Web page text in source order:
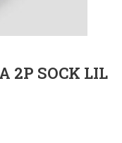
2P SOCK LIL